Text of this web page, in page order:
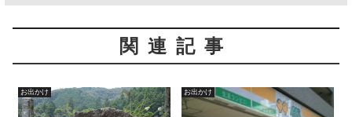
関連記事
お出かけ お出かけ